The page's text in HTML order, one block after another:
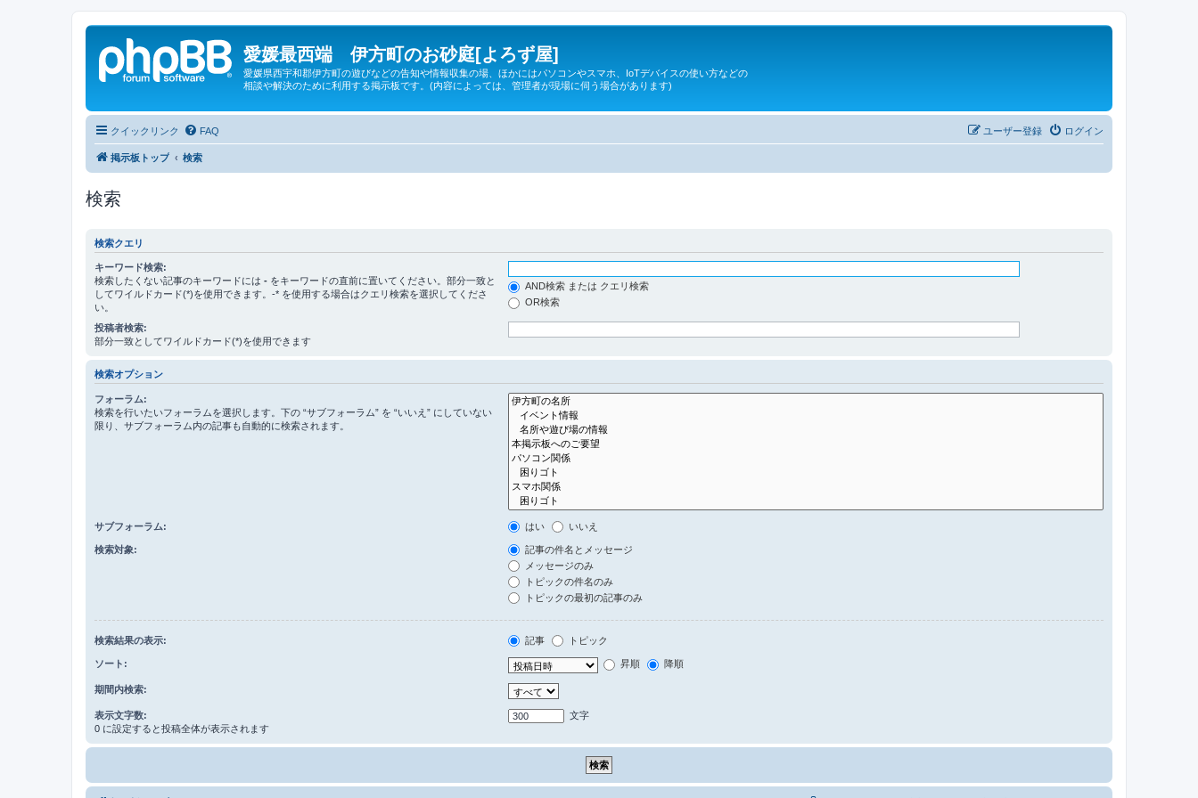
愛媛最西端 伊方町のお砂庭[よろず屋]
愛媛県西宇和郡伊方町の遊びなどの告知や情報収集の場、ほかにはパソコンやスマホ、IoTデバイスの使い方などの
相談や解決のために利用する掲示板です。(内容によっては、管理者が現場に伺う場合があります)
クイックリンク FAQ ログイン
ユーザー登録
掲示板トップ 検索
検索
検索クエリ
キーワード検索:
検索したくない記事のキーワードには - をキーワードの直前に置いてください。部分一致と
してワイルドカード(*)を使用できます。-* を使用する場合はクエリ検索を選択してくださ
い。
AND検索 または クエリ検索
OR検索
投稿者検索:
部分一致としてワイルドカード(*)を使用できます
検索オプション
フォーラム:
検索を行いたいフォーラムを選択します。下の “サブフォーラム” を “いいえ” にしていない
限り、サブフォーラム内の記事も自動的に検索されます。
サブフォーラム: はい いいえ
検索対象:
記事の件名とメッセージ
メッセージのみ
トピックの件名のみ
トピックの最初の記事のみ
検索結果の表示: 記事 トピック
ソート: 昇順 降順
期間内検索:
表示文字数:
0 に設定すると投稿全体が表示されます
文字